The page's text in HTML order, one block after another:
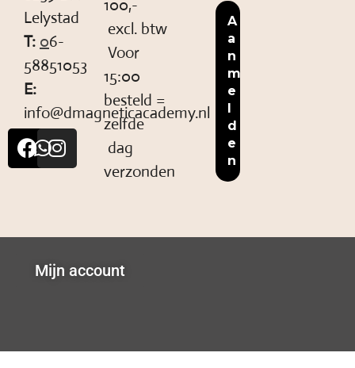
Lelystad
T: 06-
58851053
E:
info@dmagneticacademy.nl
100,-
excl. btw
Voor
15:00
besteld =
zelfde
dag
verzonden
Mijn account